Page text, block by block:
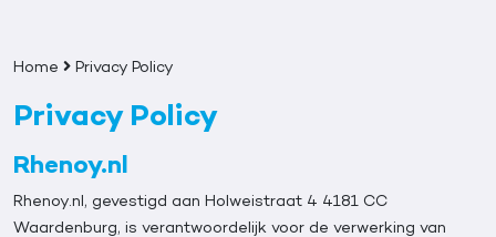
Home Privacy Policy
Privacy Policy
Rhenoy.nl
Rhenoy.nl, gevestigd aan Holweistraat 4 4181 CC
Waardenburg, is verantwoordelijk voor de verwerking van